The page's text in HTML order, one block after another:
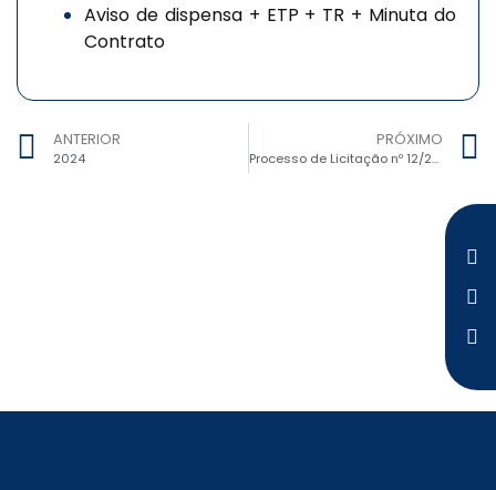
Aviso de dispensa + ETP + TR + Minuta do
Contrato
ANTERIOR
2024
PRÓXIMO
Processo de Licitação nº 12/2024, Inexigibilidade nº 02/2024 – Contratação de serviços de Assessoria em Convênios